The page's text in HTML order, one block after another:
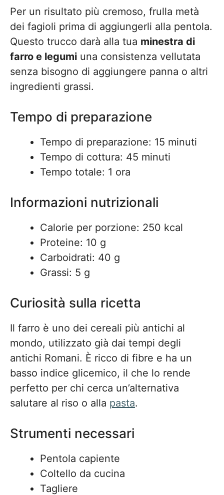
Per un risultato più cremoso, frulla metà
dei fagioli prima di aggiungerli alla pentola.
Questo trucco darà alla tua minestra di
farro e legumi una consistenza vellutata
senza bisogno di aggiungere panna o altri
ingredienti grassi.
Tempo di preparazione
Tempo di preparazione: 15 minuti
Tempo di cottura: 45 minuti
Tempo totale: 1 ora
Informazioni nutrizionali
Calorie per porzione: 250 kcal
Proteine: 10 g
Carboidrati: 40 g
Grassi: 5 g
Curiosità sulla ricetta
Il farro è uno dei cereali più antichi al
mondo, utilizzato già dai tempi degli
antichi Romani. È ricco di fibre e ha un
basso indice glicemico, il che lo rende
perfetto per chi cerca un’alternativa
salutare al riso o alla pasta.
Strumenti necessari
Pentola capiente
Coltello da cucina
Tagliere